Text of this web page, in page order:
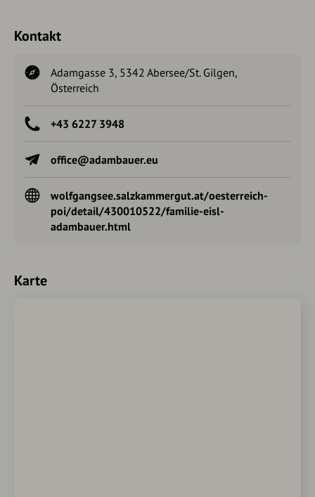
Kontakt
Adamgasse 3, 5342 Abersee/St. Gilgen,
Österreich
+43 6227 3948
office@adambauer.eu
wolfgangsee.salzkammergut.at/oesterreich-
poi/detail/430010522/familie-eisl-
adambauer.html
Karte